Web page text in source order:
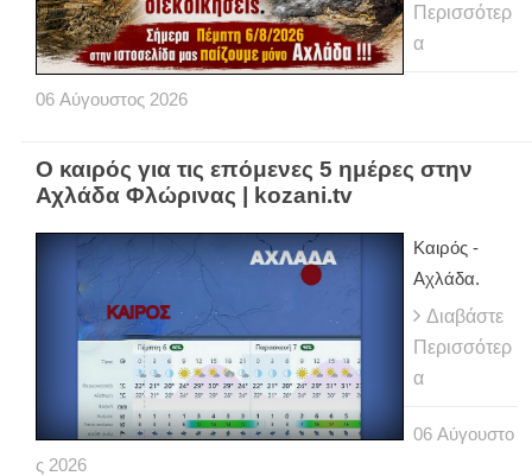
Περισσότερ
α
06 Αύγουστος 2026
Ο καιρός για τις επόμενες 5 ημέρες στην
Αχλάδα Φλώρινας | kozani.tv
Kαιρός -
Αχλάδα.
Διαβάστε
Περισσότερ
α
06 Αύγουστο
ς 2026